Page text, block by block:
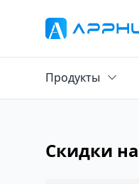
Продукты
Скидки